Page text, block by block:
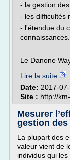
- la gestion
- les difficultés
- l'étendue du
connaissances.
Le Danone
Lire la suite
Date: 2017-
Site : http://
Mesurer
gestion des
La plupart des
valeur vient de
individus qui